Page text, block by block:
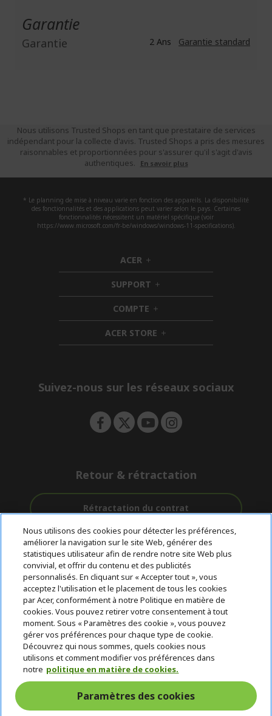
Garantie
Garantie 2 Ans Garantie standard
Nous utilisons Trusted Shops en tant que prestataire de services
indépendant pour la collecte d'avis. Trusted Shops a pris des mesures
raisonnables et proportionnées pour s'assurer qu'il s'agit d'avis
authentiques.
En savoir plus
* Le planning de mise à niveau varie en fonction des appareils. La disponibilité
des fonctionnalités et des applications peut varier selon le pays. Certaines
fonctionnalités nécessitent un matériel spécifique (voir
https://www.microsoft.com/fr-be/windows/windows-11-specifications).
ACER h
i
d
d
e
n
SUPPORT h
i
d
d
e
n
COMPTE h
i
d
d
ACER STORE h
i
e
Suivez-nous sur les réseaux sociaux
Retour & rétractation
Rétractation du contrat
Livraison
gratuite
Accompagnement
avant et après-
vente
Paiement
Sécurisé
© 2026 Acer Inc.
CPYou BV est le revendeur et marchand agréé pour les produits et
services proposés au sein de ce magasin.
Belgique
Nous utilisons des cookies pour détecter les préférences,
améliorer la navigation sur le site Web, générer des
statistiques utilisateur afin de rendre notre site Web plus
convivial, et offrir du contenu et des publicités
personnalisés. En cliquant sur « Accepter tout », vous
acceptez l'utilisation et le placement de tous les cookies
par Acer, conformément à notre Politique en matière de
cookies. Vous pouvez retirer votre consentement à tout
moment. Sous « Paramètres des cookie », vous pouvez
gérer vos préférences pour chaque type de cookie.
Découvrez qui nous sommes, quels cookies nous
utilisons et comment modifier vos préférences dans
notre politique en matière de cookies.
Paramètres des cookies